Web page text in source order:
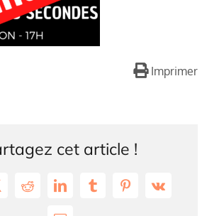
Imprimer
cet article !
RedditLinkedInTumblrPinterest
Vk